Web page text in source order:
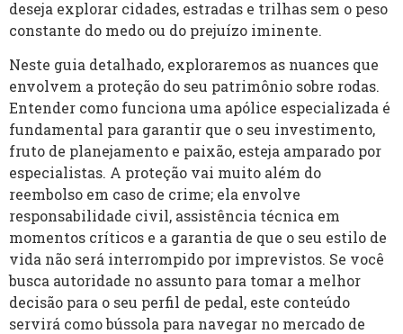
deseja explorar cidades, estradas e trilhas sem o peso
constante do medo ou do prejuízo iminente.
Neste guia detalhado, exploraremos as nuances que
envolvem a proteção do seu patrimônio sobre rodas.
Entender como funciona uma apólice especializada é
fundamental para garantir que o seu investimento,
fruto de planejamento e paixão, esteja amparado por
especialistas. A proteção vai muito além do
reembolso em caso de crime; ela envolve
responsabilidade civil, assistência técnica em
momentos críticos e a garantia de que o seu estilo de
vida não será interrompido por imprevistos. Se você
busca autoridade no assunto para tomar a melhor
decisão para o seu perfil de pedal, este conteúdo
servirá como bússola para navegar no mercado de